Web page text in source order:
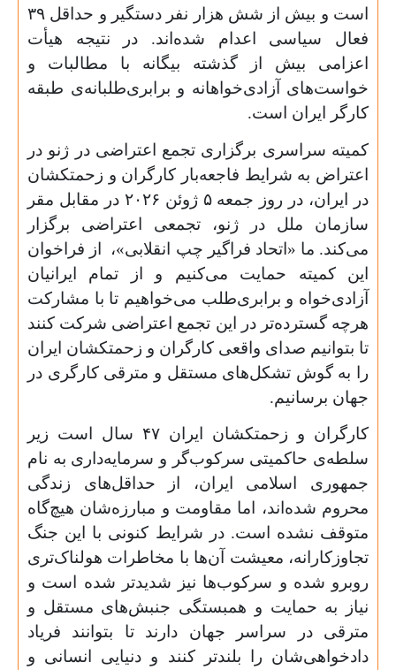
است و بیش از شش هزار نفر دستگیر و حداقل ۳۹
فعال سیاسی اعدام شده‌اند. در نتیجه هیأت
اعزامی بیش از گذشته بیگانه با مطالبات و
خواست‌های آزادی‌خواهانه و برابری‌طلبانه‌ی طبقه
کارگر ایران است.
کمیته سراسری برگزاری تجمع اعتراضی در ژنو در
اعتراض به شرایط فاجعه‌بار کارگران و زحمتکشان
در ایران، در روز جمعه۵ ژوئن ۲۰۲۶ در مقابل مقر
سازمان ملل در ژنو، تجمعی اعتراضی برگزار
می‌کند. ما «اتحاد فراگیر چپ انقلابی»، از فراخوان
این کمیته حمایت می‌کنیم و از تمام ایرانیان
آزادی‌خواه و برابری‌طلب می‌خواهیم تا با مشارکت
هرچه گسترده‌تر در این تجمع اعتراضی شرکت کنند
تا بتوانیم صدای واقعی کارگران و زحمتکشان ایران
را به گوش تشکل‌های مستقل و مترقی کارگری در
جهان برسانیم.
کارگران و زحمتکشان ایران ۴۷ سال است زیر
سلطه‌ی حاکمیتی سرکوب‌گر و سرمایه‌داری به نام
جمهوری اسلامی ایران، از حداقل‌های زندگی
محروم شده‌اند، اما مقاومت و مبارزه‌شان هیچ‌گاه
متوقف نشده است. در شرایط کنونی با این جنگ
تجاوزکارانه، معیشت آن‌ها با مخاطرات هولناک‌تری
روبرو شده و سرکوب‌ها نیز شدیدتر شده است و
نیاز به حمایت و همبستگی جنبش‌های مستقل و
مترقی در سراسر جهان دارند تا بتوانند فریاد
دادخواهی‌شان را بلندتر کنند و دنیایی انسانی و